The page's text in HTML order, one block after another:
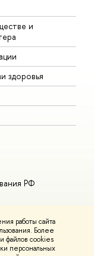
работы сайта
Более
файлов cookies
персональных
и
здоровья
РФ